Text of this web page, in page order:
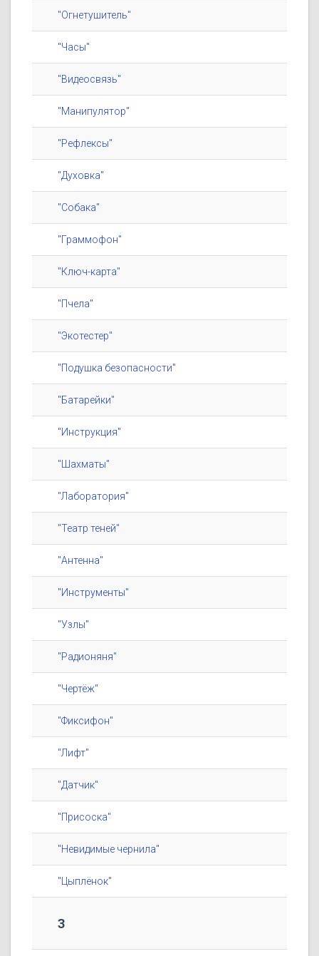
"Огнетушитель"
"Часы"
"Видеосвязь"
"Манипулятор"
"Рефлексы"
"Духовка"
"Собака"
"Граммофон"
"Ключ-карта"
"Пчела"
"Экотестер"
"Подушка безопасности"
"Батарейки"
"Инструкция"
"Шахматы"
"Лаборатория"
"Театр теней"
"Антенна"
"Инструменты"
"Узлы"
"Радионяня"
"Чертёж"
"Фиксифон"
"Лифт"
"Датчик"
"Присоска"
"Невидимые чернила"
"Цыплёнок"
3